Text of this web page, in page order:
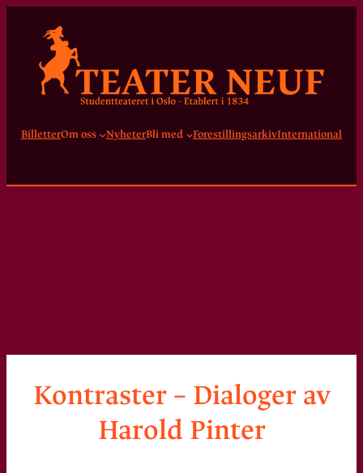
BilletterOm oss NyheterBli med ForestillingsarkivInternational
Kontraster – Dialoger av
Harold Pinter